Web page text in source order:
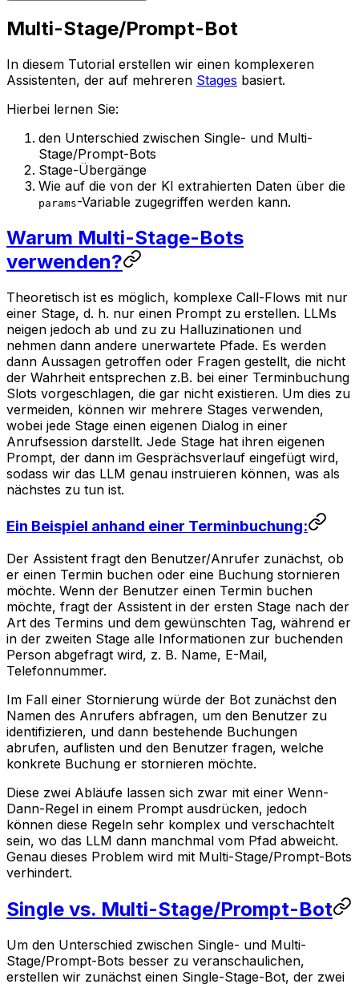
Multi-Stage/Prompt-Bot
In diesem Tutorial erstellen wir einen komplexeren
Assistenten, der auf mehreren Stages basiert.
Hierbei lernen Sie:
den Unterschied zwischen Single- und Multi-
Stage/Prompt-Bots
Stage-Übergänge
Wie auf die von der KI extrahierten Daten über die
params-Variable zugegriffen werden kann.
Warum Multi-Stage-Bots
verwenden?
Theoretisch ist es möglich, komplexe Call-Flows mit nur
einer Stage, d. h. nur einen Prompt zu erstellen. LLMs
neigen jedoch ab und zu zu Halluzinationen und
nehmen dann andere unerwartete Pfade. Es werden
dann Aussagen getroffen oder Fragen gestellt, die nicht
der Wahrheit entsprechen z.B. bei einer Terminbuchung
Slots vorgeschlagen, die gar nicht existieren. Um dies zu
vermeiden, können wir mehrere Stages verwenden,
wobei jede Stage einen eigenen Dialog in einer
Anrufsession darstellt. Jede Stage hat ihren eigenen
Prompt, der dann im Gesprächsverlauf eingefügt wird,
sodass wir das LLM genau instruieren können, was als
nächstes zu tun ist.
Ein Beispiel anhand einer Terminbuchung:
Der Assistent fragt den Benutzer/Anrufer zunächst, ob
er einen Termin buchen oder eine Buchung stornieren
möchte. Wenn der Benutzer einen Termin buchen
möchte, fragt der Assistent in der ersten Stage nach der
Art des Termins und dem gewünschten Tag, während er
in der zweiten Stage alle Informationen zur buchenden
Person abgefragt wird, z. B. Name, E-Mail,
Telefonnummer.
Im Fall einer Stornierung würde der Bot zunächst den
Namen des Anrufers abfragen, um den Benutzer zu
identifizieren, und dann bestehende Buchungen
abrufen, auflisten und den Benutzer fragen, welche
konkrete Buchung er stornieren möchte.
Diese zwei Abläufe lassen sich zwar mit einer Wenn-
Dann-Regel in einem Prompt ausdrücken, jedoch
können diese Regeln sehr komplex und verschachtelt
sein, wo das LLM dann manchmal vom Pfad abweicht.
Genau dieses Problem wird mit Multi-Stage/Prompt-Bots
verhindert.
Single vs. Multi-Stage/Prompt-Bot
Um den Unterschied zwischen Single- und Multi-
Stage/Prompt-Bots besser zu veranschaulichen,
erstellen wir zunächst einen Single-Stage-Bot, der zwei